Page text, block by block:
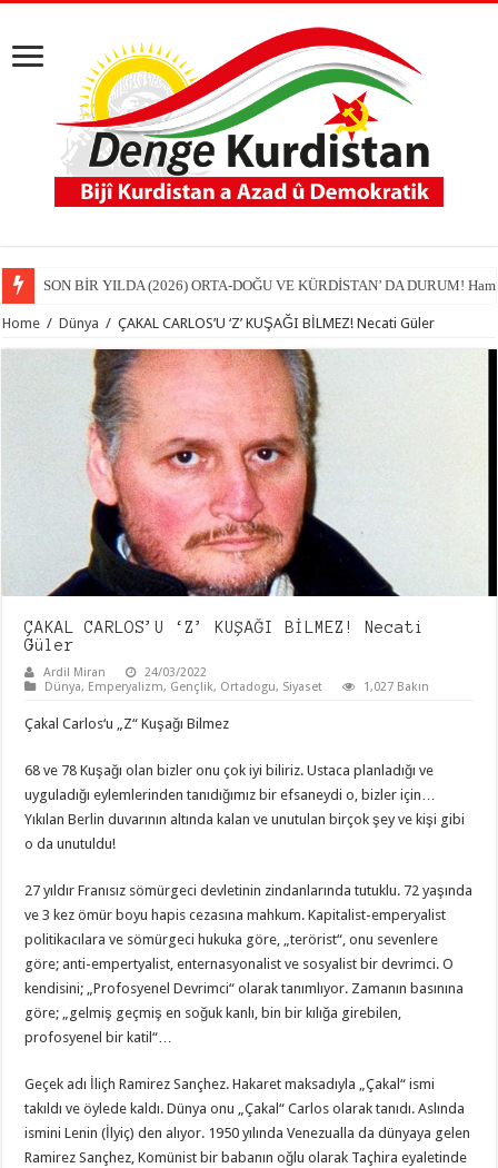
SON BİR YILDA (2026) ORTA-DOĞU VE KÜRDİSTAN’ DA DURUM!
Home / Dünya / ÇAKAL CARLOS’U ‘Z’ KUŞAĞI BİLMEZ! Necati Güler
ÇAKAL CARLOS’U ‘Z’ KUŞAĞI BİLMEZ! Necati
Güler
Ardil Miran
24/03/2022
Dünya, Emperyalizm, Gençlik, Ortadogu, Siyaset 1,027 Bakın
Çakal Carlos‘u „Z“ Kuşağı Bilmez
68 ve 78 Kuşağı olan bizler onu çok iyi biliriz. Ustaca planladığı ve
uyguladığı eylemlerinden tanıdığımız bir efsaneydi o, bizler için…
Yıkılan Berlin duvarının altında kalan ve unutulan birçok şey ve kişi gibi
o da unutuldu!
27 yıldır Franısız sömürgeci devletinin zindanlarında tutuklu. 72 yaşında
ve 3 kez ömür boyu hapis cezasına mahkum. Kapitalist-emperyalist
politikacılara ve sömürgeci hukuka göre, „terörist“, onu sevenlere
göre; anti-empertyalist, enternasyonalist ve sosyalist bir devrimci. O
kendisini; „Profosyenel Devrimci“ olarak tanımlıyor. Zamanın basınına
göre; „gelmiş geçmiş en soğuk kanlı, bin bir kılığa girebilen,
profosyenel bir katil“…
Geçek adı İliçh Ramirez Sançhez. Hakaret maksadıyla „Çakal“ ismi
takıldı ve öylede kaldı. Dünya onu „Çakal“ Carlos olarak tanıdı. Aslında
ismini Lenin (İlyiç) den alıyor. 1950 yılında Venezualla da dünyaya gelen
Ramirez Sançhez, Komünist bir babanın oğlu olarak Taçhira eyaletinde